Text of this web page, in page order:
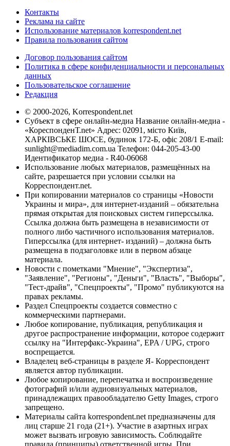
Контакты
Реклама на сайте
Использование материалов korrespondent.net
Правила пользования сайтом
Договор пользования сайтом
Политика в сфере конфиденциальности и персональных
данных
Пользовательское соглашение
Редакция
© 2000-2026, Korrespondent.net
Субъект в сфере онлайн-медиа Название онлайн-медиа -
«КореспонденТ.net» Адрес: 02091, місто Київ,
ХАРКІВСЬКЕ ШОСЕ, будинок 172-Б, офіс 208/1 E-mail:
sunlight@mediadim.com.ua Телефон: 044-205-43-00
Идентификатор медиа - R40-06068
Использование любых материалов, размещённых на
сайте, разрешается при условии ссылки на
Корреспондент.net.
При копировании материалов со страницы «Новости
Украины и мира», для интернет-изданий – обязательна
прямая открытая для поисковых систем гиперссылка.
Ссылка должна быть размещена в независимости от
полного либо частичного использования материалов.
Гиперссылка (для интернет- изданий) – должна быть
размещена в подзаголовке или в первом абзаце
материала.
Новости с пометками "Мнение", "Экспертиза",
"Заявление", "Регионы", "Деньги", "Власть", "Выборы",
"Тест-драйв", "Спецпроекты", "Промо" публикуются на
правах рекламы.
Раздел Спецпроекты создается совместно с
коммерческими партнерами.
Любое копирование, публикация, републикация и
другое распространение информации, которое содержит
ссылку на "Интерфакс-Украина", EPA / UPG, строго
воспрещается.
Владелец веб-страницы в разделе Я- Корреспондент
является автор публикации.
Любое копирование, перепечатка и воспроизведение
фотографий и/или аудиовизуальных материалов,
принадлежащих правообладателю Getty Images, строго
запрещено.
Материалы сайта korrespondent.net предназначены для
лиц старше 21 года (21+). Участие в азартных играх
может вызвать игровую зависимость. Соблюдайте